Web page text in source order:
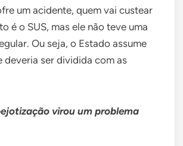
um acidente, quem vai custear
é o SUS, mas ele não teve uma
Ou seja, o Estado assume
deveria ser dividida com as
virou um problema